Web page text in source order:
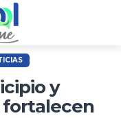
y
fortalecen